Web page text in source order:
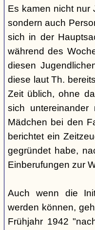
Es kamen nicht nur
sondern auch
sich in der
während des
diesen
diese laut Th.
Zeit üblich, ohne
sich
Mädchen bei den
berichtet ein
gegründet habe,
Einberufungen zur
Auch wenn die
werden können,
Frühjahr 1942